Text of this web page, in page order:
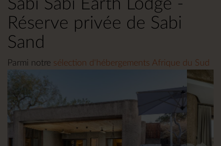
Sabi Sabi Earth Lodge -
Réserve privée de Sabi
Sand
Parmi notre sélection d'hébergements Afrique du Sud